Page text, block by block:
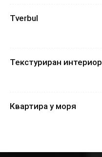
Tverbul
Текстуриран интериор
Квартира у моря